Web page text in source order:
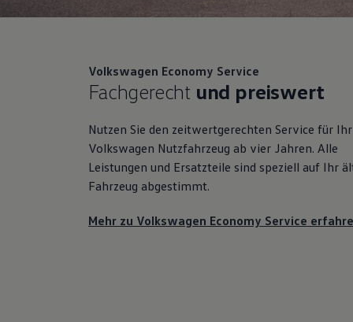
California Welt
Ratgeber
Routen & Reisen
California Reisen & Erlebnisse
California Lifestyle & Zubehör
Übernachten im California
Unternehmen
Karriere
Karriere im Autohaus
Nachhaltigkeit
Volkswagen Economy Service
Fachgerecht und preiswert
Nutzen Sie den zeitwertgerechten Service für Ihr
Volkswagen Nutzfahrzeug ab vier Jahren. Alle
Leistungen und Ersatzteile sind speziell auf Ihr
Fahrzeug abgestimmt.
Mehr zu Volkswagen Economy Service